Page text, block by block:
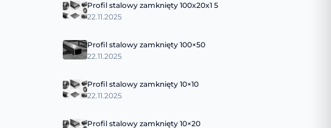
Profil stalowy zamknięty 100x20x1 5
22.11.2025
Profil stalowy zamknięty 100×50
22.11.2025
Profil stalowy zamknięty 10×10
22.11.2025
Profil stalowy zamknięty 10×20